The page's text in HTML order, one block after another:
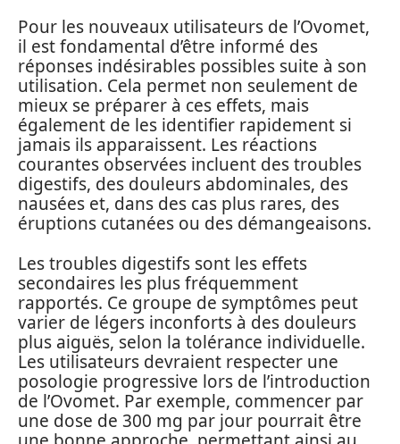
Pour les nouveaux utilisateurs de l’Ovomet,
il est fondamental d’être informé des
réponses indésirables possibles suite à son
utilisation. Cela permet non seulement de
mieux se préparer à ces effets, mais
également de les identifier rapidement si
jamais ils apparaissent. Les réactions
courantes observées incluent des troubles
digestifs, des douleurs abdominales, des
nausées et, dans des cas plus rares, des
éruptions cutanées ou des démangeaisons.
Les troubles digestifs sont les effets
secondaires les plus fréquemment
rapportés. Ce groupe de symptômes peut
varier de légers inconforts à des douleurs
plus aiguës, selon la tolérance individuelle.
Les utilisateurs devraient respecter une
posologie progressive lors de l’introduction
de l’Ovomet. Par exemple, commencer par
une dose de 300 mg par jour pourrait être